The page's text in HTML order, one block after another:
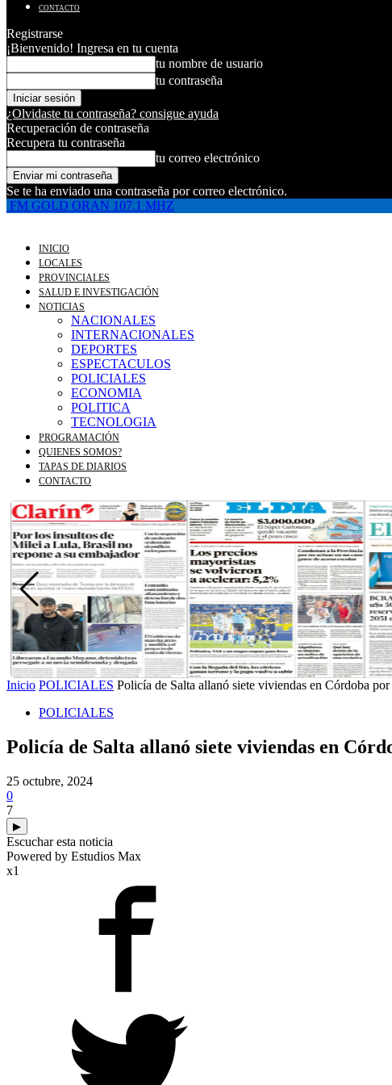
CONTACTO
Registrarse
¡Bienvenido! Ingresa en tu cuenta
tu nombre de usuario
tu contraseña
¿Olvidaste tu contraseña? consigue ayuda
Recuperación de contraseña
Recupera tu contraseña
tu correo electrónico
Se te ha enviado una contraseña por correo electrónico.
FM GOLD ORAN 107.1 MHZ
INICIO
LOCALES
PROVINCIALES
SALUD E INVESTIGACIÓN
NOTICIAS
NACIONALES
INTERNACIONALES
DEPORTES
ESPECTACULOS
POLICIALES
ECONOMIA
POLITICA
TECNOLOGIA
PROGRAMACIÓN
QUIENES SOMOS?
TAPAS DE DIARIOS
CONTACTO
Inicio POLICIALES Policía de Salta allanó siete viviendas en Córdoba
POLICIALES
Policía de Salta allanó siete viviendas en
25 octubre, 2024
0
7
▶
Escuchar esta noticia
Powered by Estudios Max
x1